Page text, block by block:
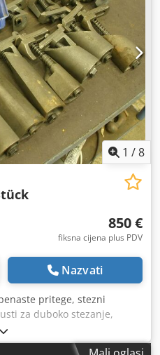
1 /8
850 €
fiksna cijena plus PDV
Nazvati
pritege, stezni
za duboko stezanje,
Codeb A Rlhopfx Afnjha -
Za: širinu utora 12 mm -